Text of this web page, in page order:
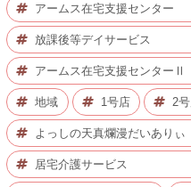
アームス在宅支援センター
放課後等デイサービス
アームス在宅支援センターⅡ
地域 1号店 2
よっしの天真爛漫だいありぃ
居宅介護サービス